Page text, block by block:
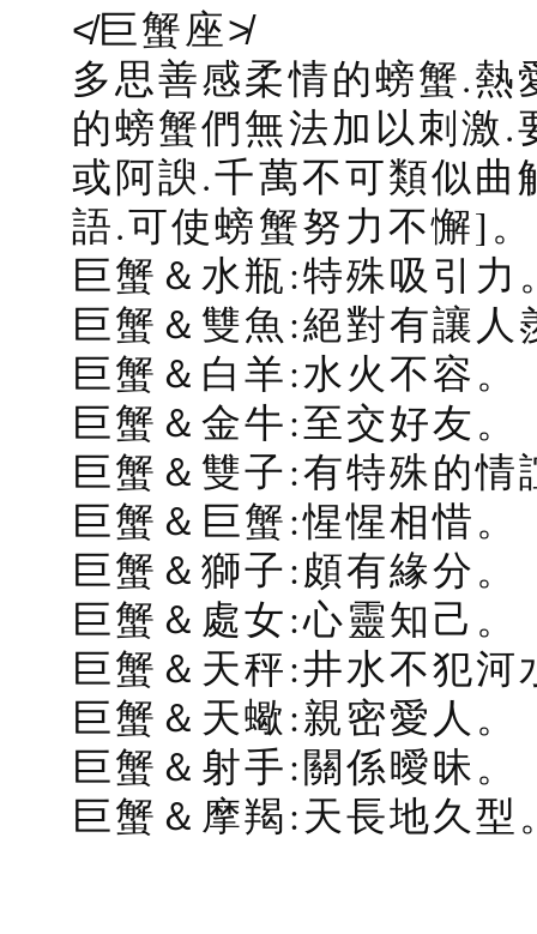
≮巨蟹座≯
多思善感柔情的螃蟹.
的螃蟹們無法加以刺激
或阿諛.千萬不可類似
語.可使螃蟹努力不懈]。
巨蟹＆水瓶:特殊吸引力
巨蟹＆雙魚:絕對有讓
巨蟹＆白羊:水火不容。
巨蟹＆金牛:至交好友。
巨蟹＆雙子:有特殊的情
巨蟹＆巨蟹:惺惺相惜。
巨蟹＆獅子:頗有緣分。
巨蟹＆處女:心靈知己。
巨蟹＆天秤:井水不犯河
巨蟹＆天蠍:親密愛人。
巨蟹＆射手:關係曖昧。
巨蟹＆摩羯:天長地久型